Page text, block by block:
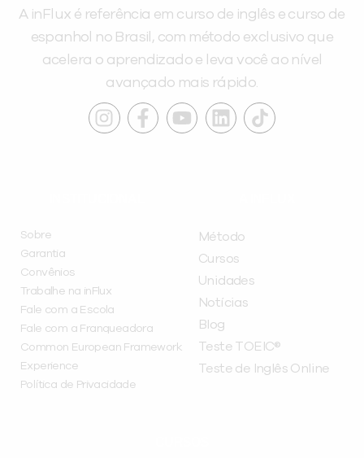
A inFlux é referência em curso de inglês e curso de
espanhol no Brasil, com método exclusivo que
acelera o aprendizado e leva você ao nível
avançado mais rápido.
Sobre
Garantia
Convênios
Trabalhe na inFlux
Fale com a Escola
Fale com a Franqueadora
Common European Framework
Experience
Política de Privacidade
Método
Cursos
Unidades
Notícias
Blog
Teste TOEIC®
Teste de Inglês Online